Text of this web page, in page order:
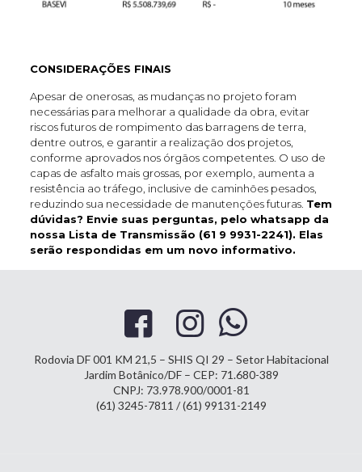
CONSIDERAÇÕES FINAIS
Apesar de onerosas, as mudanças no projeto foram
necessárias para melhorar a qualidade da obra, evitar
riscos futuros de rompimento das barragens de terra,
dentre outros, e garantir a realização dos projetos,
conforme aprovados nos órgãos competentes. O uso de
capas de asfalto mais grossas, por exemplo, aumenta a
resistência ao tráfego, inclusive de caminhões pesados,
reduzindo sua necessidade de manutenções futuras. Tem
dúvidas? Envie suas perguntas, pelo whatsapp da
nossa Lista de Transmissão (61 9 9931-2241). Elas
serão respondidas em um novo informativo.
Rodovia DF 001 KM 21,5 – SHIS QI 29 – Setor Habitacional
Jardim Botânico/DF – CEP: 71.680-389
CNPJ: 73.978.900/0001-81
(61) 3245-7811 / (61) 99131-2149